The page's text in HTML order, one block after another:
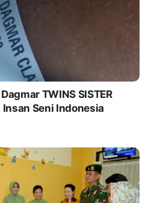
TWINS SISTER
Seni Indonesia